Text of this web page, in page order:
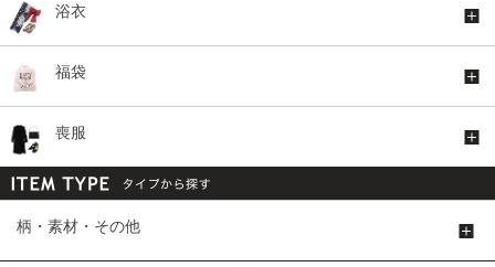
浴衣
福袋
喪服
柄・素材・その他